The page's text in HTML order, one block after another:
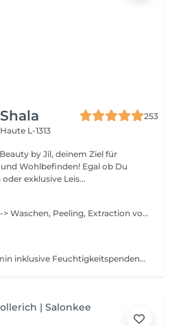
253
L-1313
by Jil, deinem Ziel für
Egal ob Du
exklusive Leis...
Nur für die Rückenpartie -> Waschen, Peeling, Extraction von den schwarzen Punkten & Pickeln, Massage 10min und Maske 10min
Peeling und Massage 20min inklusive Feuchtigkeitspendend Entgiftend Reinigend Stimulierend